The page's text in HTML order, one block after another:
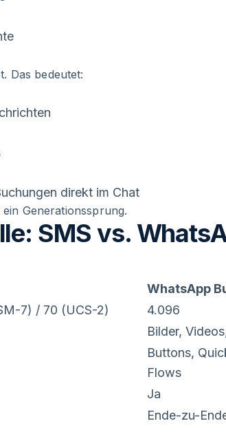
Das bedeutet:
direkt im Chat
Generationssprung.
SMS vs.
WhatsApp
7) / 70 (UCS-2)
4.096
Bilder,
Buttons,
Flows
Ja
Ende-zu-